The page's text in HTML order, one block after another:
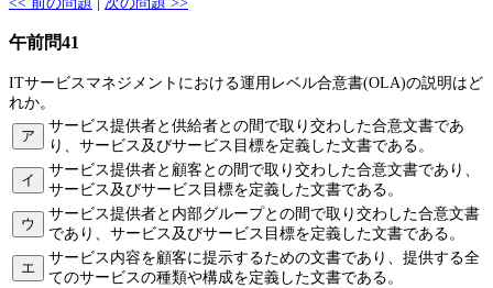
午前問41
ITサービスマネジメントにおける運用レベル合意書(OLA)の説明はど
れか。
ア
サービス提供者と供給者との間で取り交わした合意文書であ
り、サービス及びサービス目標を定義した文書である。
イ
サービス提供者と顧客との間で取り交わした合意文書であり、
サービス及びサービス目標を定義した文書である。
ウ
サービス提供者と内部グループとの間で取り交わした合意文書
であり、サービス及びサービス目標を定義した文書である。
エ
サービス内容を顧客に提示するための文書であり、提供する全
てのサービスの種類や構成を定義した文書である。